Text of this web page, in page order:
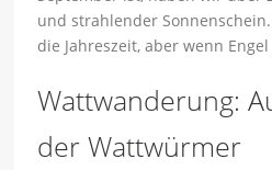
und strahlender
die Jahreszeit, aber wenn
Wattwanderung:
der Wattwürmer